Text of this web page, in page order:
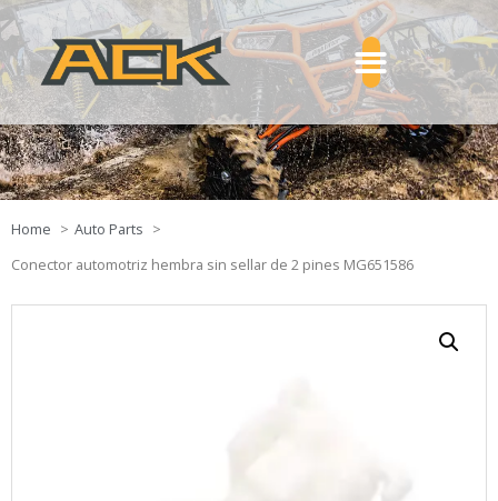
Home
Auto Parts
Conector automotriz hembra sin sellar de 2 pines MG651586